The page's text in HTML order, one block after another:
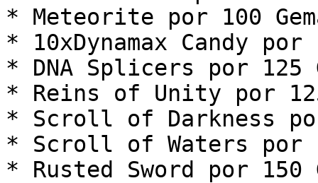
* Meteorite por 100
* 10xDynamax Candy por
* DNA Splicers por 125
* Reins of Unity por 125
* Scroll of Darkness por
* Scroll of Waters por
* Rusted Sword por 150